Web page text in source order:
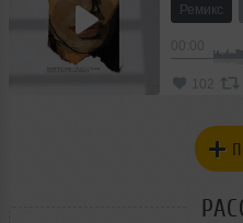
Ремикс
102